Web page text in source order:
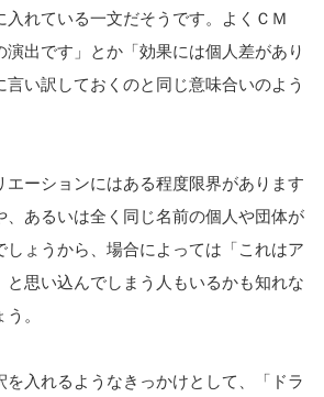
入れている一文だそうです。よくＣＭ
演出です」とか「効果には個人差があり
言い訳しておくのと同じ意味合いのよう
エーションにはある程度限界があります
、あるいは全く同じ名前の個人や団体が
しょうから、場合によっては「これはア
と思い込んでしまう人もいるかも知れな
。
を入れるようなきっかけとして、「ドラ